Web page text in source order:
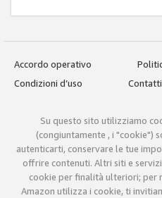
Accordo operativo
Condizioni d’uso
Contatti
Su questo sito utilizziamo
(congiuntamente , i "cookie")
autenticarti, conservare le tue
offrire contenuti. Altri siti e
cookie per finalità ulteriori; per
Amazon utilizza i cookie, ti